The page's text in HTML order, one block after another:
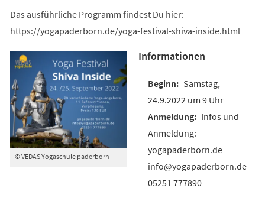
Das ausführliche Programm findest Du hier:
https://yogapaderborn.de/yoga-festival-shiva-inside.html
© VEDAS Yogaschule paderborn
Informationen
Samstag,
24.9.2022 um 9 Uhr
Infos und
Anmeldung:
yogapaderborn.de
info@yogapaderborn.de
05251 777890